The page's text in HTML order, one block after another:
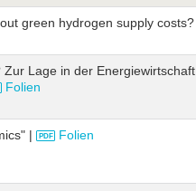
green hydrogen supply costs?
Zur Lage in der Energiewirtschaft
Folien
| Folien